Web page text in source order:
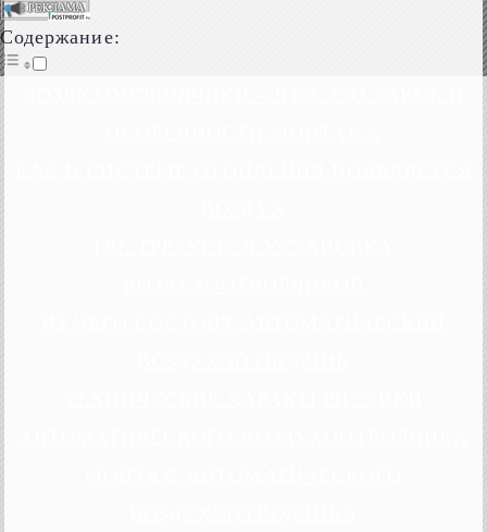
Содержание: